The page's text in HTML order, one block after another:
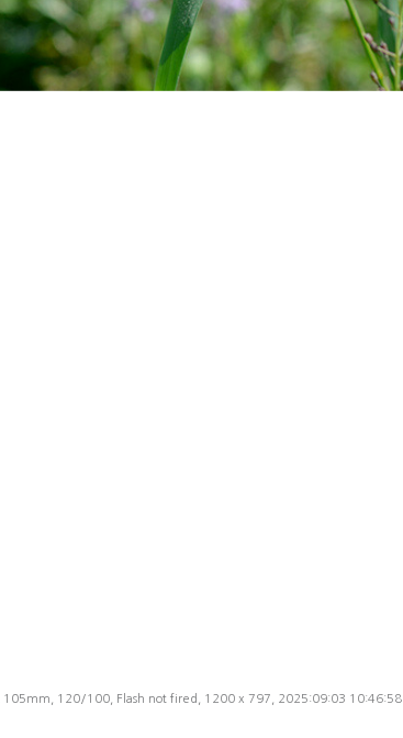
105mm, 120/100, Flash not fired, 1200 x 797, 2025:09:03 10:46:58